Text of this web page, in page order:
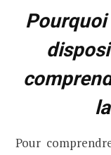
Pourquoi
Pour